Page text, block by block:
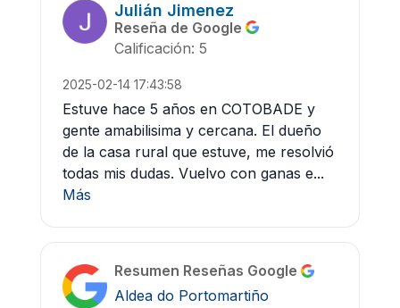
Julián Jimenez
Reseña de Google
Calificación: 5
2025-02-14 17:43:58
Estuve hace 5 años en COTOBADE y
gente amabilisima y cercana. El dueño
de la casa rural que estuve, me resolvió
todas mis dudas. Vuelvo con ganas e...
Más
Resumen Reseñas Google
Aldea do Portomartiño